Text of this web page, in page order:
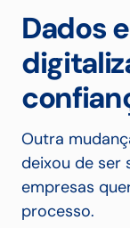
Dados
Outra
deixou de ser
empresas
processo.